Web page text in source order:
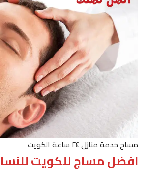
مساج خدمة منازل ٢٤ ساعة الكويت
افضل مساج للكويت للنساء